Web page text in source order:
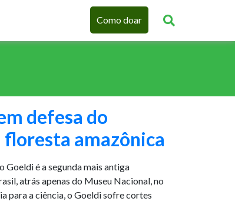
Como doar
defesa do
floresta amazônica
Goeldi é a segunda mais antiga
atrás apenas do Museu Nacional, no
para a ciência, o Goeldi sofre cortes